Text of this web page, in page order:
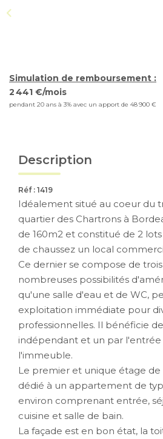
Simulation de remboursement :
2 441 €/mois
pendant 20 ans à 3% avec un apport de 48 900 €
Description
Réf : 1419
Idéalement situé au coeur du
quartier des Chartrons à
de 160m2 et constitué de 2
de chaussez un local
Ce dernier se compose de
nombreuses possibilités
qu'une salle d'eau et de WC,
exploitation immédiate pour
professionnelles. Il bénéficie
indépendant et un par
l'immeuble.
Le premier et unique étage
dédié à un appartement de
environ comprenant entrée,
cuisine et salle de bain.
La façade est en bon état, la